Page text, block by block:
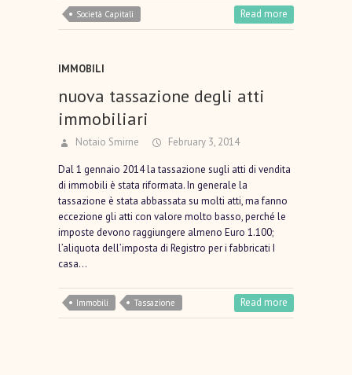
Società Capitali Read more
IMMOBILI
nuova tassazione degli atti
immobiliari
Notaio Smirne February 3, 2014
Dal 1 gennaio 2014 la tassazione sugli atti di vendita
di immobili è stata riformata. In generale la
tassazione è stata abbassata su molti atti, ma fanno
eccezione gli atti con valore molto basso, perché le
imposte devono raggiungere almeno Euro 1.100;
l’aliquota dell’imposta di Registro per i fabbricati I
casa…
Immobili Tassazione Read more